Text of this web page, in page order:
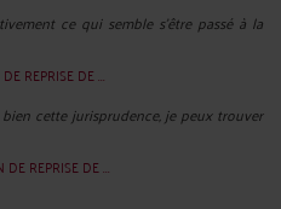
ce qui semble s'être passé à la
REPRISE DE ...
cette jurisprudence, je peux trouver
DE REPRISE DE ...